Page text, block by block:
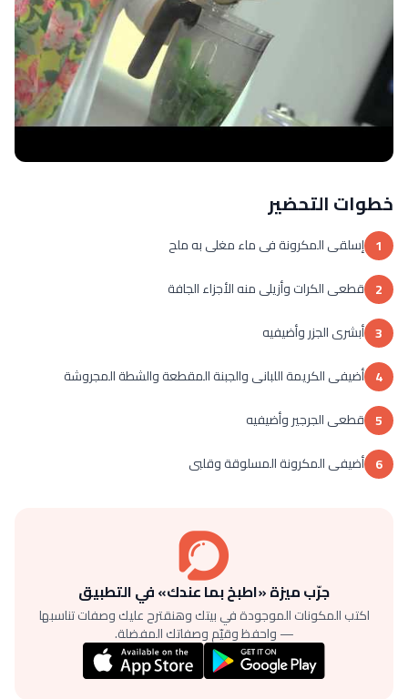
خطوات التحضير
1 إسلقى المكرونة فى ماء مغلى به ملح
2 قطعى الكرات وأزيلى منه الأجزاء الجافة
3 أبشرى الجزر وأضيفيه
4 أضيفى الكريمة اللبانى والجبنة المقطعة والشطة المجروشة
5 قطعى الجرجير وأضيفيه
6 أضيفى المكرونة المسلوقة وقلبى
جرّب ميزة «اطبخ بما عندك» في التطبيق
اكتب المكونات الموجودة في بيتك وهنقترح عليك وصفات تناسبها
— واحفظ وقيّم وصفاتك المفضلة.